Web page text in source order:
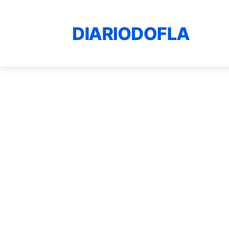
DIARIODOFLA